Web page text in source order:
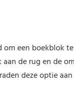
een ​​boekblok
de rug en de
deze optie